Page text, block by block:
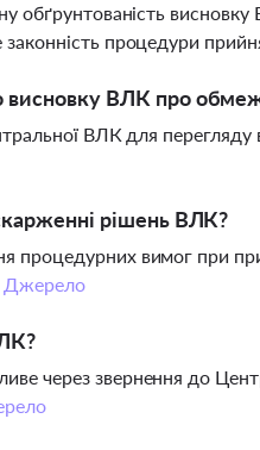
обґрунтованість
процедури
ВЛК про
ВЛК для
рішень ВЛК?
процедурних вимог при
Джерело
через звернення до